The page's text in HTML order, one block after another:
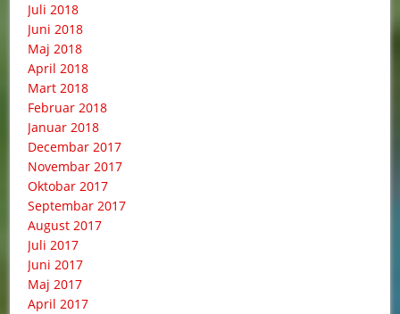
Juli 2018
Juni 2018
Maj 2018
April 2018
Mart 2018
Februar 2018
Januar 2018
Decembar 2017
Novembar 2017
Oktobar 2017
Septembar 2017
August 2017
Juli 2017
Juni 2017
Maj 2017
April 2017